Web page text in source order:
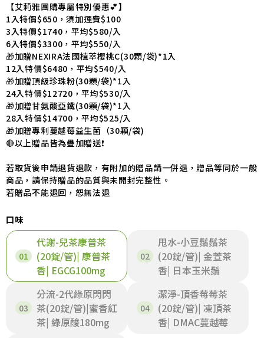
【艾莉雅團購專屬特別優惠💕】
1入特價$650，須加運費$100
3入特價$1740，平均$580/入
6入特價$3300，平均$550/入
🎁加贈NEXIRA法國植萃櫻桃C(30顆/袋)*1入
12入特價$6480，平均$540/入
🎁加贈頂級珍珠粉(30顆/袋)*1入
24入特價$12720，平均$530/入
🎁加贈甘氨酸亞鐵(30顆/袋)*1入
28入特價$14700，平均$525/入
🎁加贈專利蔓越莓益生菌（30顆/袋)
🔴以上贈品皆為疊加贈送❗
若取貨後申請退貨退款，有附加的贈品請一併退，贈品等同於一般
商品，請保持贈品的品質與未開封完整性。
若贈品不能退回，恕無法退
口味
代謝-兒茶康普茶
(20錠/管)| 康普茶
香| EGCG100mg
甩水-小豆鬚鬚茶
(20錠/管)| 金萱茶
香| 日本玉米鬚
分流-2代綠原閃閃
茶(20錠/管)|蜜香紅
茶| 綠原酸180mg
潔淨-頂香莓莓茶
(20錠/管)| 凍頂茶
香| DMAC蔓越莓